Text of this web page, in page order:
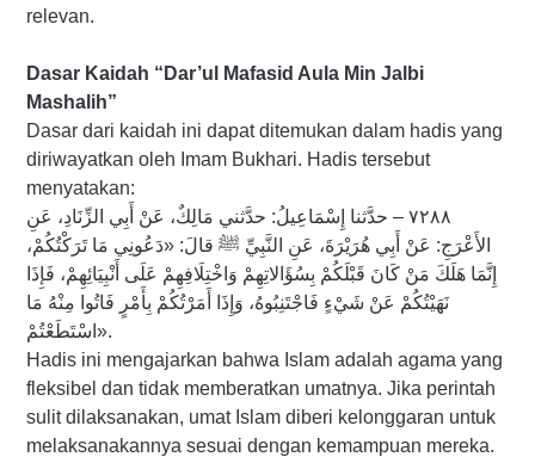
relevan.
Dasar Kaidah “Dar’ul Mafasid Aula Min Jalbi
Mashalih”
Dasar dari kaidah ini dapat ditemukan dalam hadis yang
diriwayatkan oleh Imam Bukhari. Hadis tersebut
menyatakan:
٧٢٨٨ – حدَّثنا إِسْمَاعِيلُ: حدَّثني مَالِكٌ، عَنْ أَبِي الزِّنَادِ، عَنِ
الأَعْرَجِ: عَنْ أَبِي هُرَيْرَةَ، عَنِ النَّبِيِّ ﷺ قالَ: «دَعُونِي مَا تَرَكْتُكُمْ،
إِنَّمَا هَلَكَ مَنْ كَانَ قَبْلَكُمْ بِسُؤَالاتِهِمْ وَاخْتِلَافِهِمْ عَلَى أَنْبِيَائِهِمْ، فَإِذَا
نَهَيْتُكُمْ عَنْ شَيْءٍ فَاجْتَنِبُوهُ، وَإِذَا أَمَرْتُكُمْ بِأَمْرٍ فَاتُوا مِنْهُ مَا
اسْتَطَعْتُمْ».
Hadis ini mengajarkan bahwa Islam adalah agama yang
fleksibel dan tidak memberatkan umatnya. Jika perintah
sulit dilaksanakan, umat Islam diberi kelonggaran untuk
melaksanakannya sesuai dengan kemampuan mereka.